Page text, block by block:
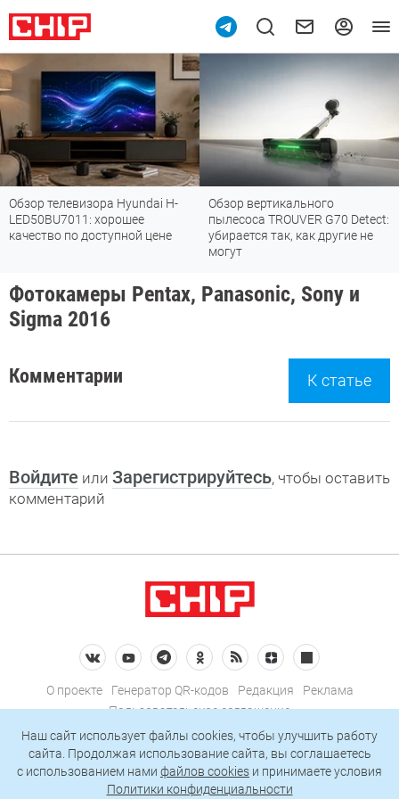
телевизора Hyundai H-
хорошее
по доступной цене
Обзор вертикального
пылесоса TROUVER G70 Detect:
убирается так, как другие не
могут
Fi
Фотокамеры Pentax, Panasonic, Sony и
Sigma 2016
Комментарии К статье
Войдите или Зарегистрируйтесь, чтобы оставить
комментарий
О проекте Генератор QR-кодов Редакция
Реклама
Пользовательское соглашение
Политика конфиденциальности
Подписаться на рассылку
Наш сайт использует файлы cookies, чтобы улучшить работу
сайта. Продолжая использование сайта, вы соглашаетесь
c использованием нами файлов cookies и принимаете условия
Политики конфиденциальности